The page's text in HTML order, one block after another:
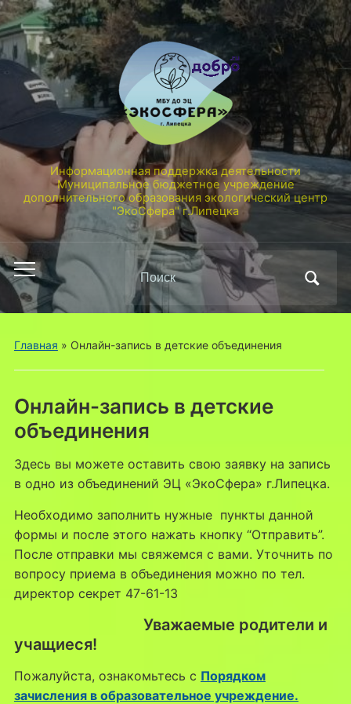
Информационная поддержка деятельности
Муниципальное бюджетное учреждение
дополнительного образования экологический центр
"ЭкоСфера" г.Липецка
Переключить
мобильное
меню
Поиск
по:
Главная » Онлайн-запись в детские объединения
Онлайн-запись в детские
объединения
Здесь вы можете оставить свою заявку на запись
в одно из объединений ЭЦ «ЭкоСфера» г.Липецка.
Необходимо заполнить нужные пункты данной
формы и после этого нажать кнопку “Отправить”.
После отправки мы свяжемся с вами. Уточнить по
вопросу приема в объединения можно по тел.
директор секрет 47-61-13
Уважаемые родители и
учащиеся!
Пожалуйста, ознакомьтесь с Порядком
зачисления в образовательное учреждение.